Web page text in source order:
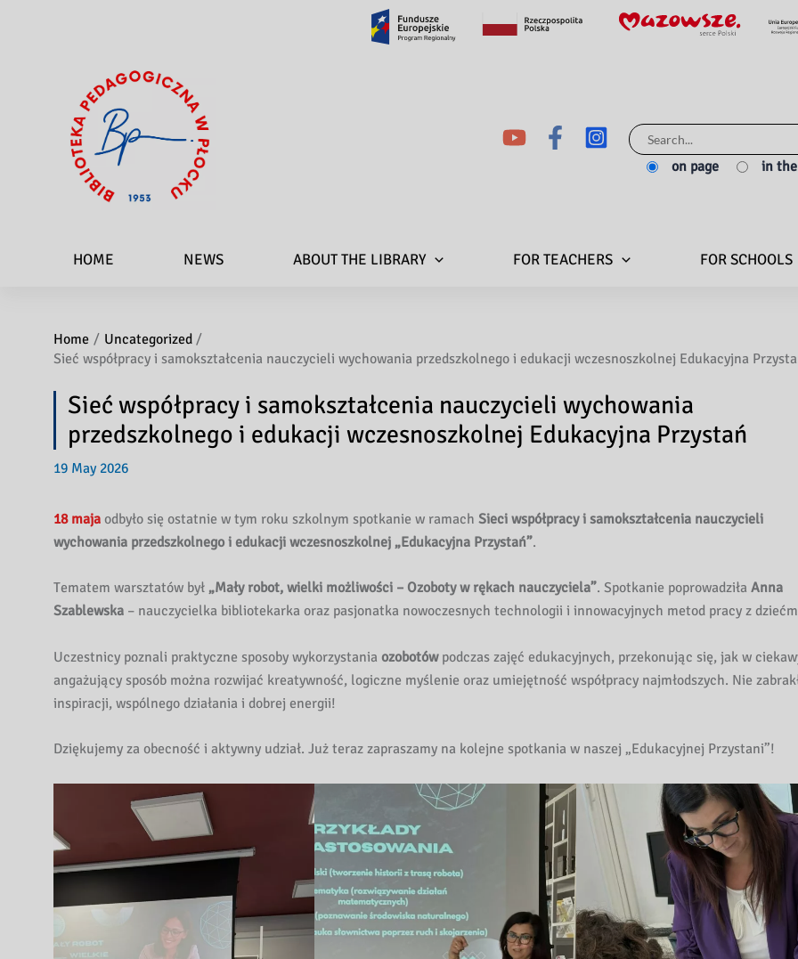
Search
for:
on page in
HOME NEWS ABOUT THE LIBRARY FOR TEACHERS FOR SCHOOLS
Home
Uncategorized
Sieć współpracy i samokształcenia nauczycieli wychowania przedszkolnego i edukacji wczesnoszkolnej Edukacyjna
Sieć współpracy i samokształcenia nauczycieli wychowania
przedszkolnego i edukacji wczesnoszkolnej Edukacyjna Przystań
19 May 2026
18 maja odbyło się ostatnie w tym roku szkolnym spotkanie w ramach Sieci współpracy i samokształcenia nauczycieli
wychowania przedszkolnego i edukacji wczesnoszkolnej „Edukacyjna Przystań”.
Tematem warsztatów był „Mały robot, wielki możliwości – Ozoboty w rękach nauczyciela”. Spotkanie poprowadziła Anna
Szablewska – nauczycielka bibliotekarka oraz pasjonatka nowoczesnych technologii i innowacyjnych metod pracy z
Uczestnicy poznali praktyczne sposoby wykorzystania ozobotówpodczas zajęć edukacyjnych, przekonując się, jak w
angażujący sposób można rozwijać kreatywność, logiczne myślenie oraz umiejętność współpracy najmłodszych. Nie
inspiracji, wspólnego działania i dobrej energii!
Dziękujemy za obecność i aktywny udział. Już teraz zapraszamy na kolejne spotkania w naszej „Edukacyjnej Przystani”!